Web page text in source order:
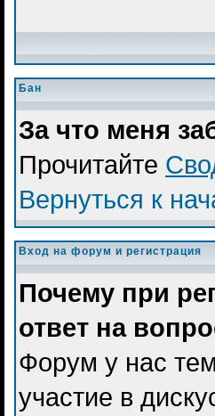
Бан
За что меня
Прочитайте
Вернуться к
Вход на форум и регистрация
Почему при
ответ на
Форум у нас
участие в